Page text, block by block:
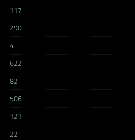
117
290
4
622
82
506
121
22